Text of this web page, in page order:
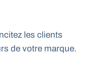
les clients
de votre marque.